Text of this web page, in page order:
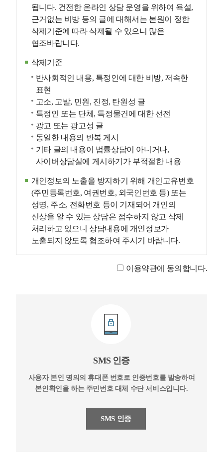
됩니다. 건전한 온라인 상담 운영을 위하여 욕설,
근거없는 비방 등의 글에 대해서는 본원이 정한
삭제기준에 따라 삭제될 수 있으니 많은
협조바랍니다.
삭제기준
반사회적인 내용, 특정인에 대한 비방, 저속한
표현
고소, 고발, 민원, 진정, 탄원성 글
특정인 또는 단체, 특정물건에 대한 선전
광고 또는 광고성 글
동일한 내용의 반복 게시
기타 글의 내용이 법률상담이 아니거나,
사이버상담실에 게시하기가 부적절한 내용
개인정보의 노출을 방지하기 위해 개인고유번호
(주민등록번호, 여권번호, 외국인번호 등) 또는
성명, 주소, 전화번호 등이 기재되어 개인의
신상을 알 수 있는 상담은 접수하지 않고 삭제
처리하고 있으니 상담내용에 개인정보가
노출되지 않도록 협조하여 주시기 바랍니다.
이용약관에 동의합니다.
SMS 인증
사용자 본인 명의의 휴대폰 번호로 인증번호를 발송하여
본인확인을 하는 주민번호 대체 수단 서비스입니다.
SMS 인증